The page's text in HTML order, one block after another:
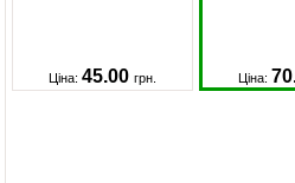
Ціна: 45.00 грн. Ціна: